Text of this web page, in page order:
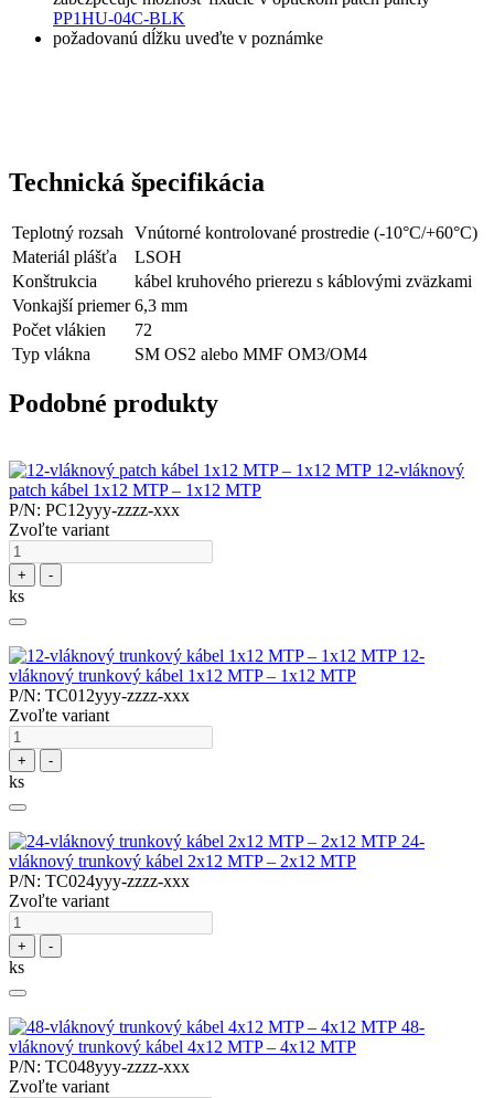
PP1HU-04C-BLK
požadovanú dĺžku uveďte v poznámke
Technická špecifikácia
Teplotný rozsah
Vnútorné kontrolované prostredie (-10°C/+60°C)
Materiál plášťa
LSOH
Konštrukcia
kábel kruhového prierezu s káblovými zväzkami
Vonkajší priemer 6,3 mm
Počet vlákien
72
Typ vlákna
SM OS2 alebo MMF OM3/OM4
Podobné produkty
12-vláknový
patch kábel 1x12 MTP – 1x12 MTP
P/N: PC12yyy-zzzz-xxx
Zvoľte variant
+ -
ks
12-
vláknový trunkový kábel 1x12 MTP – 1x12 MTP
P/N: TC012yyy-zzzz-xxx
Zvoľte variant
+ -
ks
24-
vláknový trunkový kábel 2x12 MTP – 2x12 MTP
P/N: TC024yyy-zzzz-xxx
Zvoľte variant
+ -
ks
48-
vláknový trunkový kábel 4x12 MTP – 4x12 MTP
P/N: TC048yyy-zzzz-xxx
Zvoľte variant